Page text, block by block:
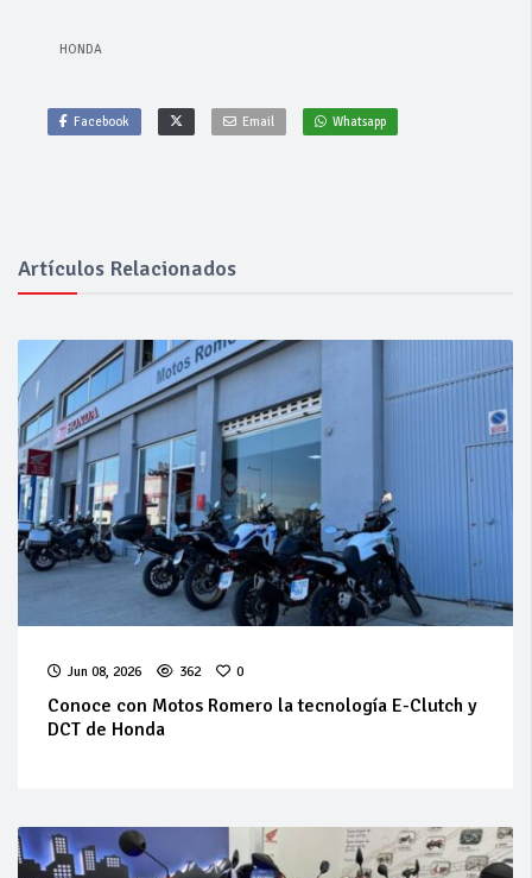
HONDA
Facebook Email Whatsapp
Artículos Relacionados
Jun 08, 2026 362 0
Conoce con Motos Romero la tecnología E-Clutch y
DCT de Honda